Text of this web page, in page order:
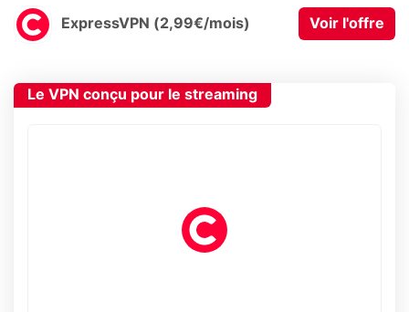
ExpressVPN (2,99€/mois) Voir l'offre
Le VPN conçu pour le streaming